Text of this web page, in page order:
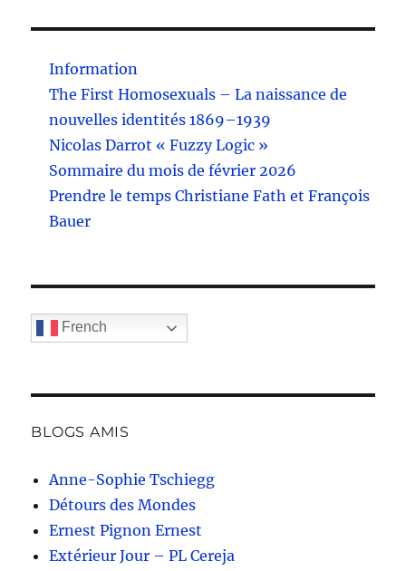
Information
The First Homosexuals – La naissance de
nouvelles identités 1869–1939
Nicolas Darrot « Fuzzy Logic »
Sommaire du mois de février 2026
Prendre le temps Christiane Fath et François
Bauer
French
BLOGS AMIS
Anne-Sophie Tschiegg
Détours des Mondes
Ernest Pignon Ernest
Extérieur Jour – PL Cereja